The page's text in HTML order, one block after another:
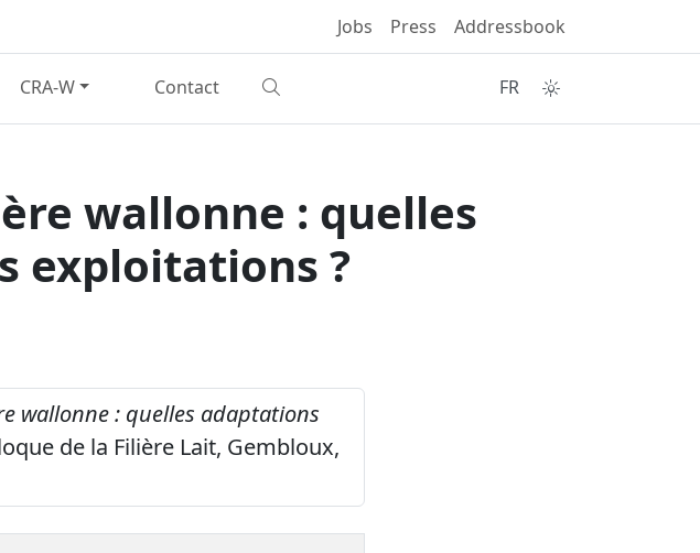
Jobs Press Addressbook
CRA-W Contact FR
wallonne : quelles
exploitations ?
wallonne : quelles adaptations
de la Filière Lait, Gembloux,